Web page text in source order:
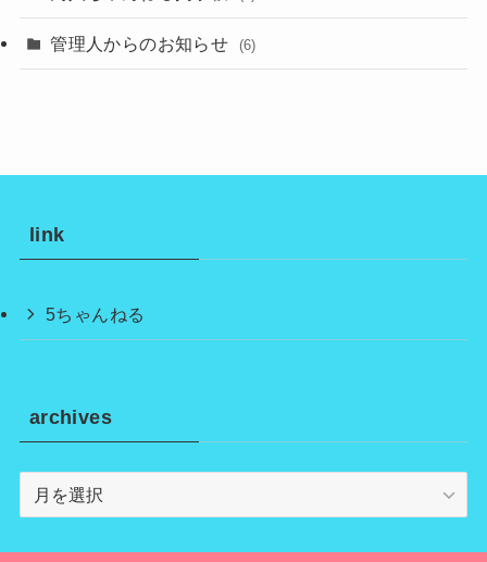
管理人からのお知らせ (6)
link
5ちゃんねる
archives
archives